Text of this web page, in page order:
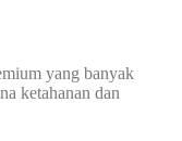
yang banyak
ketahanan dan